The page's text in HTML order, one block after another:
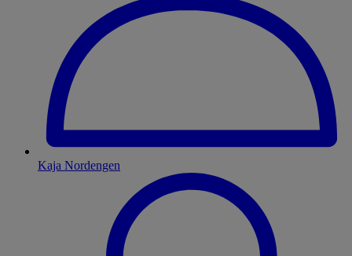
Kaja Nordengen